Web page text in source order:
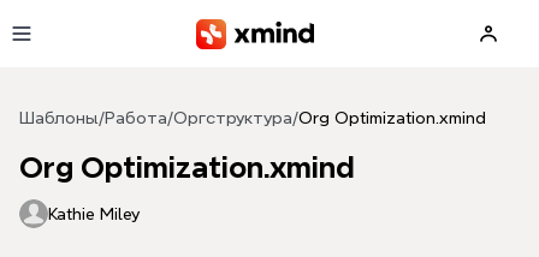
Шаблоны /Работа/Оргструктура/Org Optimization.xmind
Org Optimization.xmind
Kathie Miley